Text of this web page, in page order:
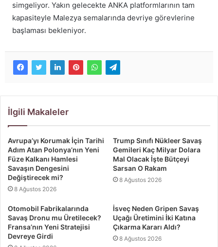
simgeliyor. Yakın gelecekte ANKA platformlarının tam
kapasiteyle Malezya semalarında devriye görevlerine
başlaması bekleniyor.
İlgili Makaleler
Avrupa’yı Korumak İçin Tarihi
Adım Atan Polonya’nın Yeni
Füze Kalkanı Hamlesi
Savaşın Dengesini
Değiştirecek mi?
8 Ağustos 2026
Trump Sınıfı Nükleer Savaş
Gemileri Kaç Milyar Dolara
Mal Olacak İşte Bütçeyi
Sarsan O Rakam
8 Ağustos 2026
Otomobil Fabrikalarında
Savaş Dronu mu Üretilecek?
Fransa’nın Yeni Stratejisi
Devreye Girdi
İsveç Neden Gripen Savaş
Uçağı Üretimini İki Katına
Çıkarma Kararı Aldı?
8 Ağustos 2026